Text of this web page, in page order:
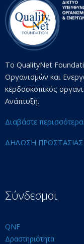
Το QualityNet
Οργανισμών και
κερδοσκοπικός
Ανάπτυξη.
Διαβάστε περισσότερα
ΔΗΛΩΣΗ
Σύνδεσμοι
QNF
Δραστηριότητα